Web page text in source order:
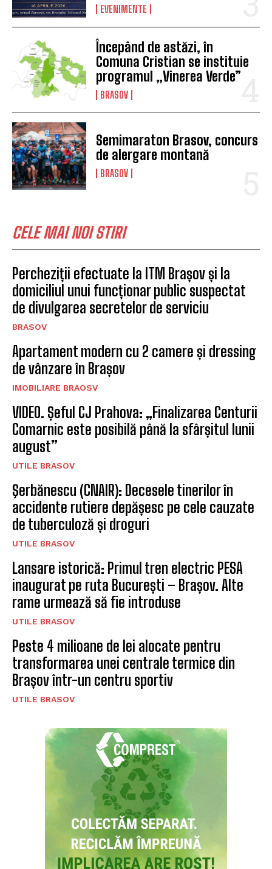
EVENIMENTE
Începând de astăzi, în
Comuna Cristian se instituie
programul „Vinerea Verde”
BRASOV
Semimaraton Brasov, concurs
de alergare montană
BRASOV
CELE MAI NOI STIRI
Percheziții efectuate la ITM Brașov și la
domiciliul unui funcționar public suspectat
de divulgarea secretelor de serviciu
BRASOV
Apartament modern cu 2 camere și dressing
de vânzare în Brașov
IMOBILIARE BRAOSV
VIDEO. Șeful CJ Prahova: „Finalizarea Centurii
Comarnic este posibilă până la sfârșitul lunii
august”
UTILE BRASOV
Şerbănescu (CNAIR): Decesele tinerilor în
accidente rutiere depășesc pe cele cauzate
de tuberculoză și droguri
UTILE BRASOV
Lansare istorică: Primul tren electric PESA
inaugurat pe ruta București – Brașov. Alte
rame urmează să fie introduse
UTILE BRASOV
Peste 4 milioane de lei alocate pentru
transformarea unei centrale termice din
Brașov într-un centru sportiv
UTILE BRASOV